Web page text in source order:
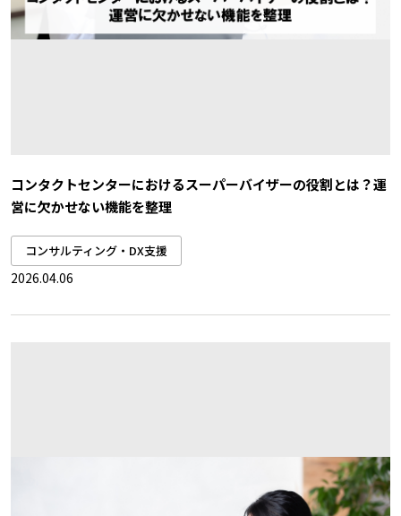
コンタクトセンターにおけるスーパーバイザーの役割とは？運
営に欠かせない機能を整理
コンサルティング・DX支援
2026.04.06